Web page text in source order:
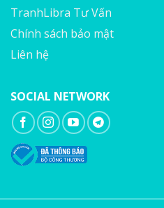
TranhLibra Tư Vấn
Chính sách bảo mật
Liên hệ
SOCIAL NETWORK